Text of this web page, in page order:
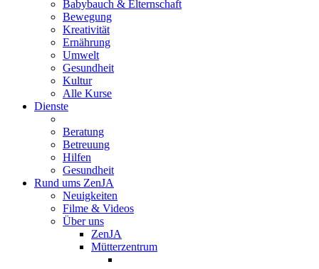
Babybauch & Elternschaft
Bewegung
Kreativität
Ernährung
Umwelt
Gesundheit
Kultur
Alle Kurse
Dienste
Beratung
Betreuung
Hilfen
Gesundheit
Rund ums ZenJA
Neuigkeiten
Filme & Videos
Über uns
ZenJA
Mütterzentrum